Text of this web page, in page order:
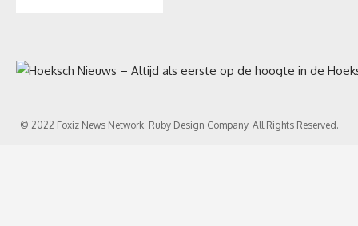
© 2022 Foxiz News Network. Ruby Design Company. All Rights Reserved.